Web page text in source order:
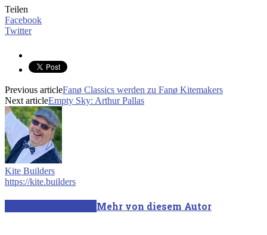
Teilen
Facebook
Twitter
Previous articleFanø Classics werden zu Fanø Kitemakers
Next articleEmpty Sky: Arthur Pallas
Kite Builders
https://kite.builders
Mehr von diesem Autor